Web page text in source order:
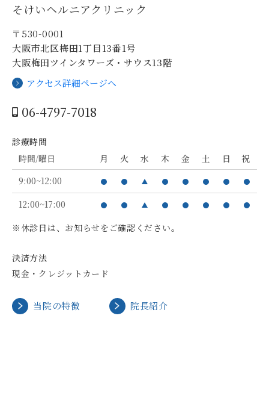
そけいヘルニアクリニック
〒530-0001
大阪市北区梅田1丁目13番1号
大阪梅田ツインタワーズ・サウス13階
アクセス詳細ページへ
06-4797-7018
診療時間
時間/曜日
月 火 水 木 金 土 日
祝
9:00~12:00
12:00~17:00
※休診日は、お知らせをご確認ください。
決済方法
現金・クレジットカード
当院の特徴 院長紹介